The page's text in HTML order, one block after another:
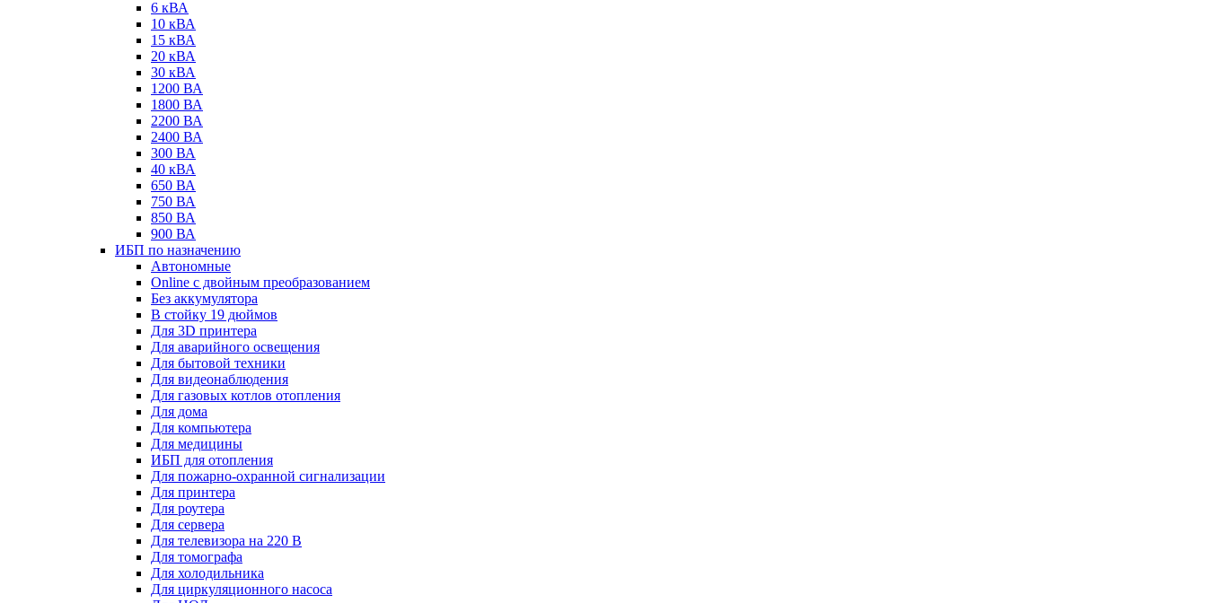
6 кВА
10 кВА
15 кВА
20 кВА
30 кВА
1200 ВА
1800 ВА
2200 ВА
2400 ВА
300 ВА
40 кВА
650 ВА
750 ВА
850 ВА
900 ВА
ИБП по назначению
Автономные
Online с двойным преобразованием
Без аккумулятора
В стойку 19 дюймов
Для 3D принтера
Для аварийного освещения
Для бытовой техники
Для видеонаблюдения
Для газовых котлов отопления
Для дома
Для компьютера
Для медицины
ИБП для отопления
Для пожарно-охранной сигнализации
Для принтера
Для роутера
Для сервера
Для телевизора на 220 В
Для томографа
Для холодильника
Для циркуляционного насоса